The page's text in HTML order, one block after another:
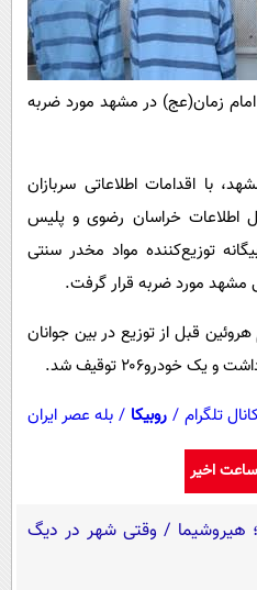
گوناگون
الملل
وحش
خارجی
امام زمان(عج) در مشهد مورد ضربه
با اقدامات اطلاعاتی سربازان
اطلاعات خراسان رضوی و پلیس
توزیع‌کننده مواد مخدر سنتی
مشهد مورد ضربه قرار گرفت.
مقدار ۲۲ کیلوگرم هروئین قبل از توزیع در بین جوانان
تلگرام / روبیکا / بله عصر ایران
اخیر
اوت ؛ هیروشیما / وقتی شهر در دیگ